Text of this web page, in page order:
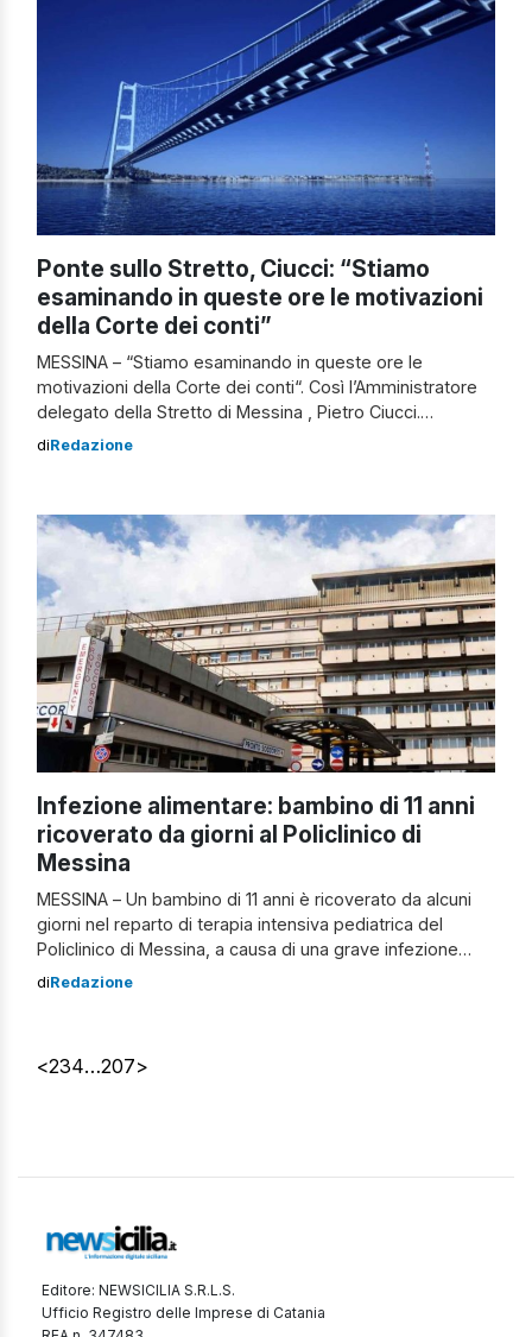
Ponte sullo Stretto, Ciucci: “Stiamo
esaminando in queste ore le motivazioni
della Corte dei conti”
MESSINA – “Stiamo esaminando in queste ore le
motivazioni della Corte dei conti“. Così l’Amministratore
delegato della Stretto di Messina , Pietro Ciucci.
Motivazioni con cui la Corte, lo scorso 29 ottobre, aveva
Messina. Il testo, molto articolato, ricostruisce l’intero iter
[…]
diRedazione
Infezione alimentare: bambino di 11 anni
ricoverato da giorni al Policlinico di
Messina
MESSINA – Un bambino di 11 anni è ricoverato da alcuni
giorni nel reparto di terapia intensiva pediatrica del
Policlinico di Messina, a causa di una grave infezione
alimentare provocata dalla contaminazione da
diRedazione
<234…207>
Editore: NEWSICILIA S.R.L.S.
Ufficio Registro delle Imprese di Catania